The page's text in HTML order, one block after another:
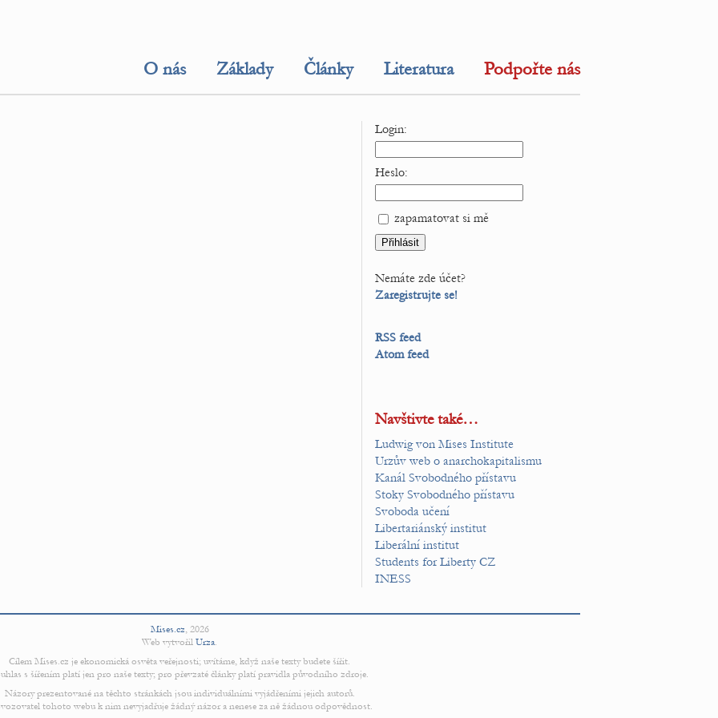
O nás Základy Články Literatura Podpořte nás
Login:
Heslo:
zapamatovat si mě
Nemáte zde účet?
Zaregistrujte se!
RSS feed
Atom feed
Navštivte také…
Ludwig von Mises Institute
Urzův web o anarchokapitalismu
Kanál Svobodného přístavu
Stoky Svobodného přístavu
Svoboda učení
Libertariánský institut
Liberální institut
Students for Liberty CZ
INESS
Mises.cz, 2026
Web vytvořil Urza.
Cílem Mises.cz je ekonomická osvěta veřejnosti; uvítáme, když naše texty budete šířit.
s šířením platí jen pro naše texty; pro převzaté články platí pravidla původního zdroje.
Názory prezentované na těchto stránkách jsou individuálními vyjádřeními jejich autorů.
tohoto webu k nim nevyjadřuje žádný názor a nenese za ně žádnou odpovědnost.